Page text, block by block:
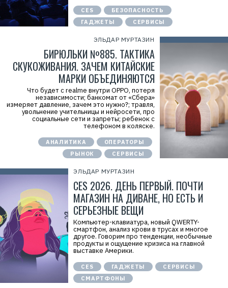
CES
БЕЗОПАСНОСТЬ
ГАДЖЕТЫ
СЕРВИСЫ
ЭЛЬДАР МУРТАЗИН
БИРЮЛЬКИ №885. ТАКТИКА
СКУКОЖИВАНИЯ. ЗАЧЕМ КИТАЙСКИЕ
МАРКИ ОБЪЕДИНЯЮТСЯ
Что будет с realme внутри OPPO, потеря
независимости; банкомат от «Сбера»
измеряет давление, зачем это нужно?; травля,
увольнение учительницы и нейросети, про
социальные сети и запреты; ребенок с
телефоном в коляске.
АНАЛИТИКА
ОПЕРАТОРЫ
РЫНОК
СЕРВИСЫ
ЭЛЬДАР МУРТАЗИН
CES 2026. ДЕНЬ ПЕРВЫЙ. ПОЧТИ
МАГАЗИН НА ДИВАНЕ, НО ЕСТЬ И
СЕРЬЕЗНЫЕ ВЕЩИ
Компьютер-клавиатура, новый QWERTY-
смартфон, анализ крови в трусах и многое
другое. Говорим про тенденции, необычные
продукты и ощущение кризиса на главной
выставке Америки.
CES ГАДЖЕТЫ
СЕРВИСЫ
СМАРТФОНЫ
Р
л
а
м
а
r
i